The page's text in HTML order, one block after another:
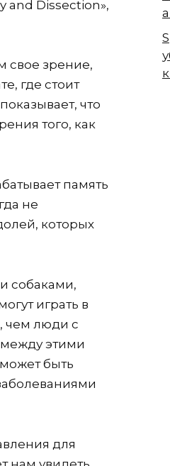
and Dissection»,
свое зрение,
где стоит
что
того, как
память
не
которых
собаками,
играть в
чем люди с
между этими
быть
для